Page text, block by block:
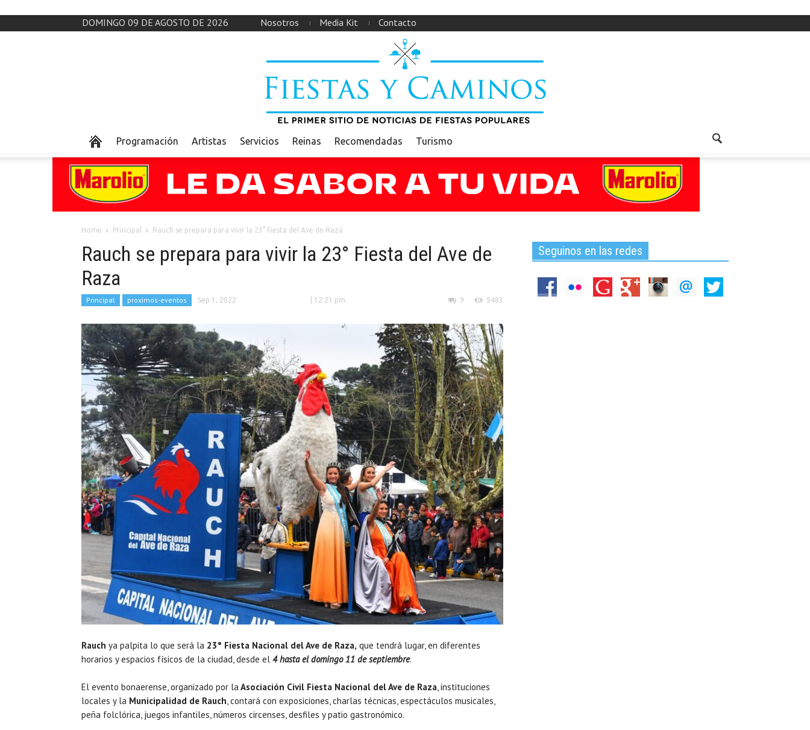
DOMINGO 09 DE AGOSTO DE 2026 Nosotros Media Kit Contacto
Programación Artistas Servicios Reinas Recomendadas Turismo
Home Principal Rauch se prepara para vivir la 23° Fiesta del Ave de Raza
Rauch se prepara para vivir la 23° Fiesta del Ave de
Raza
Principal proximos-eventos Sep 1, 2022 | 12:21 pm 9 9483
Rauch ya palpita lo que será la 23° Fiesta Nacional del Ave de Raza, que tendrá lugar, en diferentes
horarios y espacios físicos de la ciudad, desde el 4 hasta el domingo 11 de septiembre.
El evento bonaerense, organizado por laAsociación Civil Fiesta Nacional del Ave de Raza, instituciones
locales y la Municipalidad de Rauch, contará con exposiciones, charlas técnicas, espectáculos musicales,
peña folclórica, juegos infantiles, números circenses, desfiles y patio gastronómico.
Seguinos en las redes